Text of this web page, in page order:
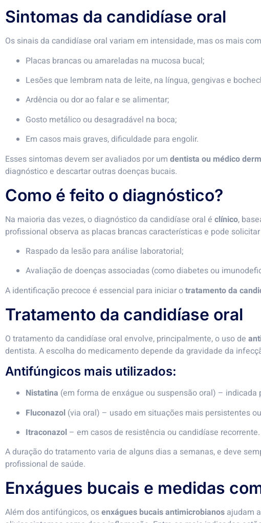
Sintomas da candidíase oral
Os sinais da candidíase oral variam em intensidade, mas os mais
Placas brancas ou amareladas na mucosa bucal;
Lesões que lembram nata de leite, na língua, gengivas e
Ardência ou dor ao falar e se alimentar;
Gosto metálico ou desagradável na boca;
Em casos mais graves, dificuldade para engolir.
Esses sintomas devem ser avaliados por um dentista ou médico
diagnóstico e descartar outras doenças bucais.
Como é feito o diagnóstico?
Na maioria das vezes, o diagnóstico da candidíase oral é clínico,
profissional observa as placas brancas características e pode
Raspado da lesão para análise laboratorial;
Avaliação de doenças associadas (como diabetes ou
A identificação precoce é essencial para iniciar otratamento da
Tratamento da candidíase oral
O tratamento da candidíase oral envolve, principalmente, o uso de
dentista. A escolha do medicamento depende da gravidade da
Antifúngicos mais utilizados:
Nistatina (em forma de enxágue ou suspensão oral) – indicada
Fluconazol (via oral) – usado em situações mais persistentes
Itraconazol – em casos de resistência ou candidíase recorrente.
A duração do tratamento varia de alguns dias a semanas, e deve
profissional de saúde.
Enxágues bucais e medidas
Além dos antifúngicos, osenxágues bucais antimicrobianos ajudam